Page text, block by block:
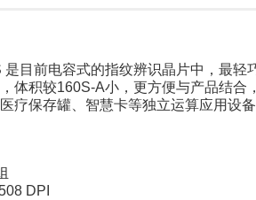
是目前电容式的指纹辨识晶片中，最轻
体积较160S-A小，更方便与产品结合
疗保存罐、智慧卡等独立运算应用设备
DPI